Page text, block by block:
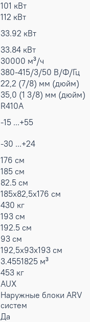
101 кВт
112 кВт
33.92 кВт
33.84 кВт
30000 м³/ч
380-415/3/50 В/Ф/Гц
22,2 (7/8) мм (дюйм)
35,0 (1 3/8) мм (дюйм)
R410A
-15 ...+55
-30 ...+24
176 см
185 см
82.5 см
185x82,5x176 см
430 кг
193 см
192.5 см
93 см
192,5x93x193 см
3.4551825 м³
453 кг
AUX
Наружные блоки ARV
систем
Да